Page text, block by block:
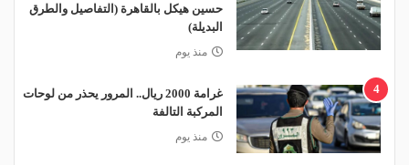
حسين هيكل بالقاهرة (التفاصيل والطرق
البديلة)
منذ يوم
4
غرامة 2000 ريال.. المرور يحذر من لوحات
المركبة التالفة
منذ يوم